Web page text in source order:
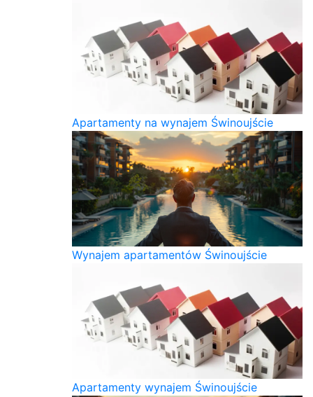
Apartamenty na wynajem Świnoujście
Wynajem apartamentów Świnoujście
Apartamenty wynajem Świnoujście